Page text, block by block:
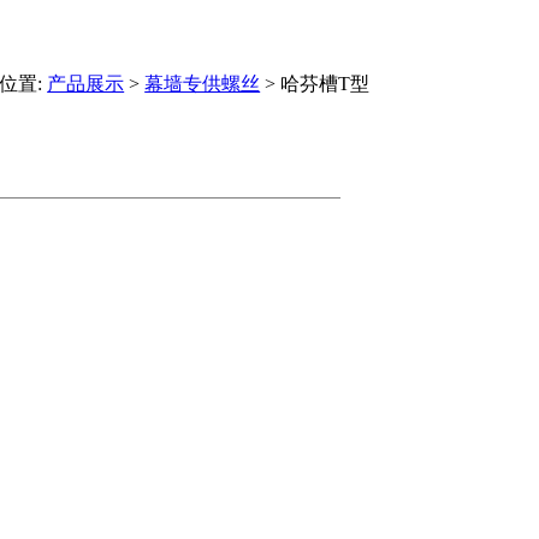
置: 产品展示 >幕墙专供螺丝 > 哈芬槽T型